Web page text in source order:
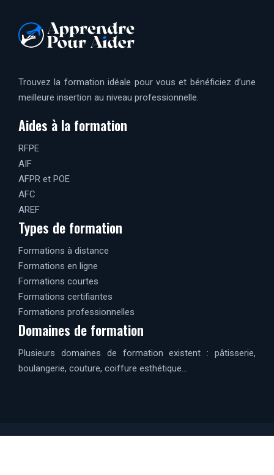
Trouvez la formation idéale pour vous et bénéficiez d’une
meilleure insertion au niveau professionnelle.
Aides à la formation
RFPE
AIF
AFPR et POE
AFC
AREF
Types de formation
Formations à distance
Formations en ligne
Formations courtes
Formations certifiantes
Formations professionnelles
Domaines de formation
Plusieurs domaines de formation existent : pâtisserie,
boulangerie, couture, coiffure esthétique…